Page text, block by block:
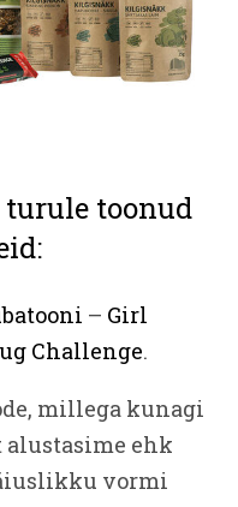
turule toonud
– Girl
Challenge.
millega kunagi
alustasime ehk
vormi